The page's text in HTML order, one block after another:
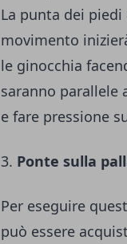
La punta dei
movimento
le ginocchia
saranno parallele
e fare pressione
3. Ponte sulla
Per eseguire
può essere